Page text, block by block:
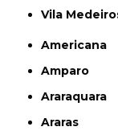
Vila
Americana
Amparo
Araraquara
Araras